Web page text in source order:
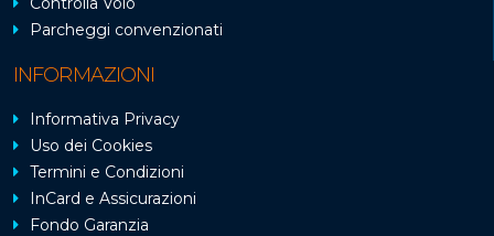
Parcheggi convenzionati
INFORMAZIONI
Informativa Privacy
Uso dei Cookies
Termini e Condizioni
InCard e Assicurazioni
Fondo Garanzia